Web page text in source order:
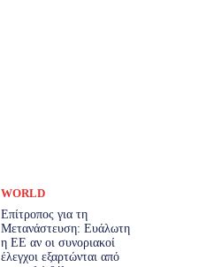
WORLD
Επίτροπος για τη
Μετανάστευση: Ευάλωτη
η ΕΕ αν οι συνοριακοί
έλεγχοι εξαρτώνται από